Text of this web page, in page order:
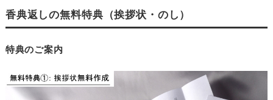
香典返しの無料特典（挨拶状・のし）
特典のご案内